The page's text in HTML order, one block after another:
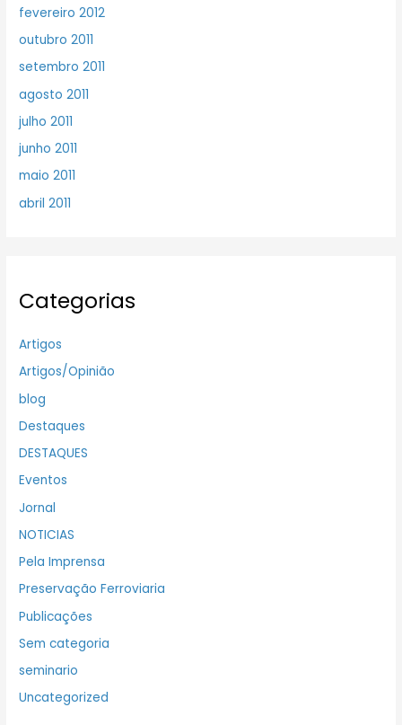
fevereiro 2012
outubro 2011
setembro 2011
agosto 2011
julho 2011
junho 2011
maio 2011
abril 2011
Categorias
Artigos
Artigos/Opinião
blog
Destaques
DESTAQUES
Eventos
Jornal
NOTICIAS
Pela Imprensa
Preservação Ferroviaria
Publicações
Sem categoria
seminario
Uncategorized